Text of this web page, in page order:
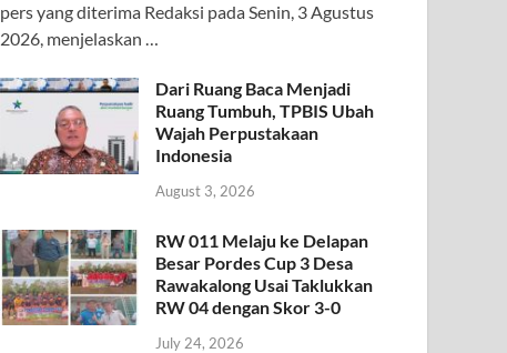
pers yang diterima Redaksi pada Senin, 3 Agustus
2026, menjelaskan …
Dari Ruang Baca Menjadi
Ruang Tumbuh, TPBIS Ubah
Wajah Perpustakaan
Indonesia
August 3, 2026
RW 011 Melaju ke Delapan
Besar Pordes Cup 3 Desa
Rawakalong Usai Taklukkan
RW 04 dengan Skor 3-0
July 24, 2026